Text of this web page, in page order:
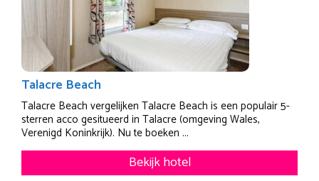
Talacre Beach
Talacre Beach vergelijken Talacre Beach is een populair 5-
sterren acco gesitueerd in Talacre (omgeving Wales,
Verenigd Koninkrijk). Nu te boeken ...
Bekijk hotel